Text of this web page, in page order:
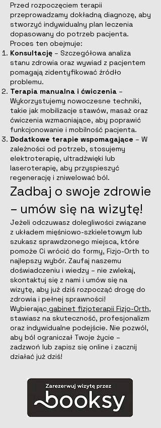
Przed rozpoczęciem terapii
przeprowadzamy dokładną diagnozę, aby
stworzyć indywidualny plan leczenia
dopasowany do potrzeb pacjenta.
Proces ten obejmuje:
Konsultację – Szczegółowa analiza
stanu zdrowia oraz wywiad z pacjentem
pomagają zidentyfikować źródło
problemu.
Terapia manualna i ćwiczenia –
Wykorzystujemy nowoczesne techniki,
takie jak mobilizacje stawów, masaż oraz
ćwiczenia wzmacniające, aby poprawić
funkcjonowanie i mobilność pacjenta.
Dodatkowe terapie wspomagające – W
zależności od potrzeb, stosujemy
elektroterapię, ultradźwięki lub
laseroterapię, aby przyspieszyć
regenerację i zniwelować ból.
Zadbaj o swoje zdrowie
– umów się na wizytę!
Jeżeli odczuwasz dolegliwości związane
z układem mięśniowo-szkieletowym lub
szukasz sprawdzonego miejsca, które
pomoże Ci wrócić do formy, Fizjo-Orth to
najlepszy wybór. Zaufaj naszemu
doświadczeniu i wiedzy – nie zwlekaj,
skontaktuj się z nami i umów się na
wizytę, aby już dziś rozpocząć drogę do
zdrowia i pełnej sprawności!
Wybierając gabinet fizjoterapii Fizjo-Orth,
stawiasz na skuteczność, profesjonalizm
oraz indywidualne podejście. Nie pozwól,
aby ból ograniczał Twoje życie –
zadzwoń lub zapisz się online i zacznij
działać już dziś!